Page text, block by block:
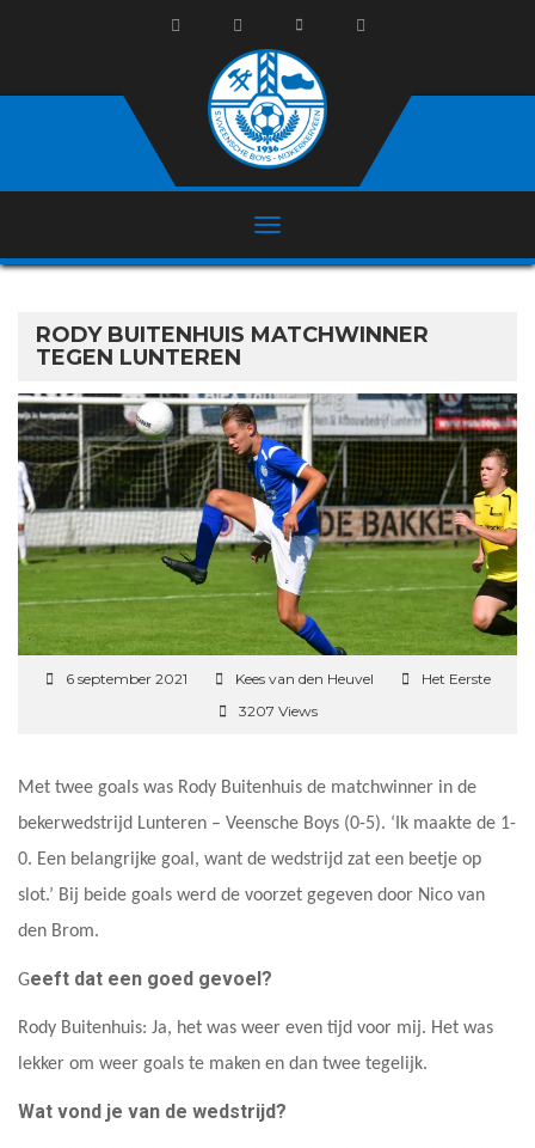
RODY BUITENHUIS MATCHWINNER
TEGEN LUNTEREN
6 september 2021 Kees van den Heuvel
Het Eerste
3207 Views
Met twee goals was Rody Buitenhuis de matchwinner in de
bekerwedstrijd Lunteren – Veensche Boys (0-5). ‘Ik maakte de 1-
0. Een belangrijke goal, want de wedstrijd zat een beetje op
slot.’ Bij beide goals werd de voorzet gegeven door Nico van
den Brom.
Geeft dat een goed gevoel?
Rody Buitenhuis: Ja, het was weer even tijd voor mij. Het was
lekker om weer goals te maken en dan twee tegelijk.
Wat vond je van de wedstrijd?